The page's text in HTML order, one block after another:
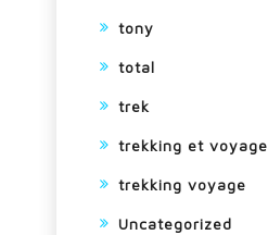
tony
total
trek
trekking et voyage
trekking voyage
Uncategorized